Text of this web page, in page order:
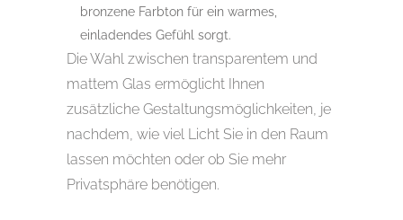
bronzene Farbton für ein warmes,
einladendes Gefühl sorgt.
Die Wahl zwischen transparentem und
mattem Glas ermöglicht Ihnen
zusätzliche Gestaltungsmöglichkeiten, je
nachdem, wie viel Licht Sie in den Raum
lassen möchten oder ob Sie mehr
Privatsphäre benötigen.